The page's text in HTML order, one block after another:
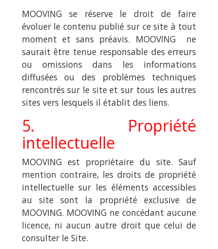
MOOVING se réserve le droit de faire
évoluer le contenu publié sur ce site à tout
moment et sans préavis. MOOVING ne
saurait être tenue responsable des erreurs
ou omissions dans les informations
diffusées ou des problèmes techniques
rencontrés sur le site et sur tous les autres
sites vers lesquels il établit des liens.
5. Propriété
intellectuelle
MOOVING est propriétaire du site. Sauf
mention contraire, les droits de propriété
intellectuelle sur les éléments accessibles
au site sont la propriété exclusive de
MOOVING. MOOVING ne concédant aucune
licence, ni aucun autre droit que celui de
consulter le Site.